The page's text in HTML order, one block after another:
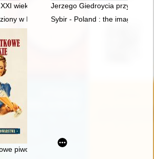
wieku : 80. rocznica heroicznej śmierci
Jerzego Giedroycia przygoda
w Katyniu : wspomnienia o księdzu
Sybir - Poland : the image of
piwo grodziskie : siedem wieków ikony